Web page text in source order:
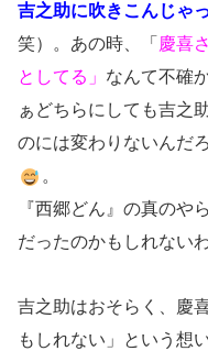
吉之助に吹きこんじゃ
笑）。あの時、「 慶喜
としてる」 なんて不確
ぁどちらにしても吉之
のには変わりないんだ
。
『西郷どん』の真のや
だったのかもしれないわ
吉之助はおそらく、慶
もしれない」という想